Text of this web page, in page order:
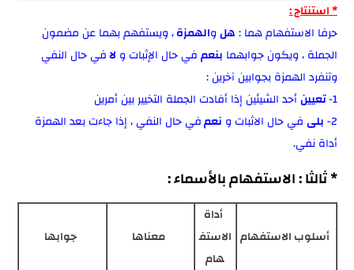
* استنتاج :
حرفا الاستفهام هما :هل والهمزة، ويستفهم بهما عن مضمون
الجملة ، ويكون جوابهما بنعمفي حال الإثبات و لافي حال النفي
وتنفرد الهمزة بجوابين آخرين :
1- تعيينأحد الشيئين إذا أفادت الجملة التخيير بين أمرين
2- بلى في حال الاثبات و نعمفي حال النفي ، إذا جاءت بعد الهمزة
أداة نفي.
* ثالثا : الاستفهام بالأسماء :
أسلوب الاستفهام
أداة
الاستف
هام
معناها جوابها